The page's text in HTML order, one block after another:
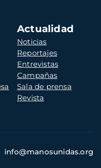
Actualidad
Noticias
Reportajes
Entrevistas
Campañas
Sala de prensa
Revista
info@manosunidas.org